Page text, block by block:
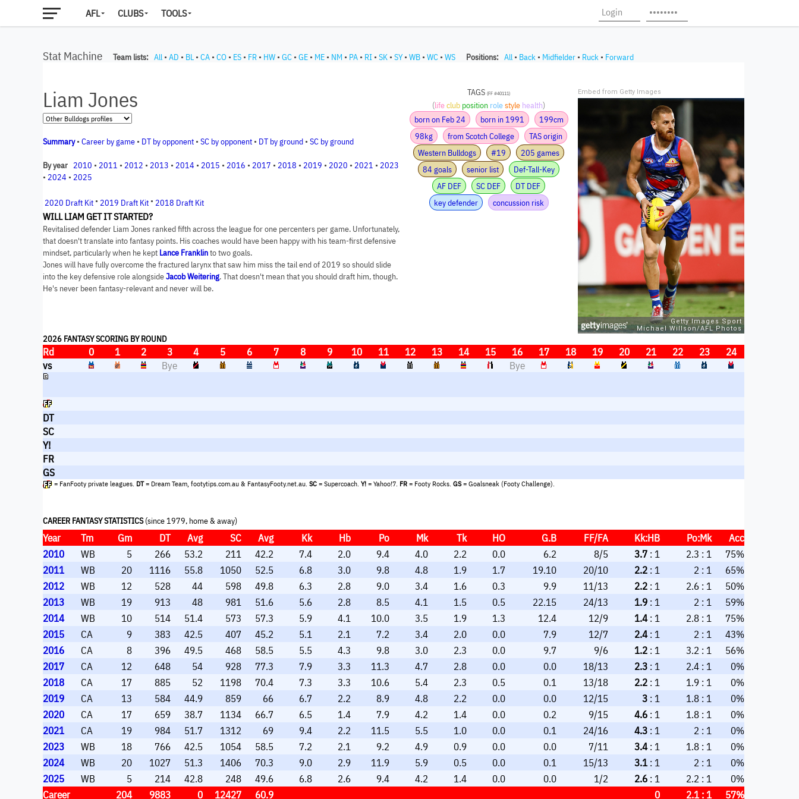
AFL CLUBS TOOLS
Stat Machine Team lists: All • AD • BL • CA • CO • ES • FR • HW • GC • GE • ME • NM • PA • RI • SK • SY• WB • WC • WS Positions: All • Back • Midfielder • Ruck • Forward